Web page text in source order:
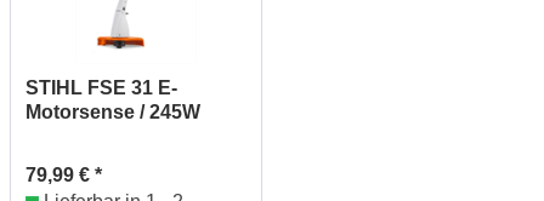
STIHL FSE 31 E-
Motorsense / 245W
79,99 € *